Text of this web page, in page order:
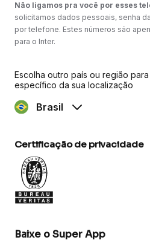
Não ligamos pra você por esses
solicitamos dados pessoais, senha
por telefone. Estes números são
para o Inter.
Escolha outro país ou região
específico da sua localização
Brasil
Certificação de privacidade
Baixe o Super App